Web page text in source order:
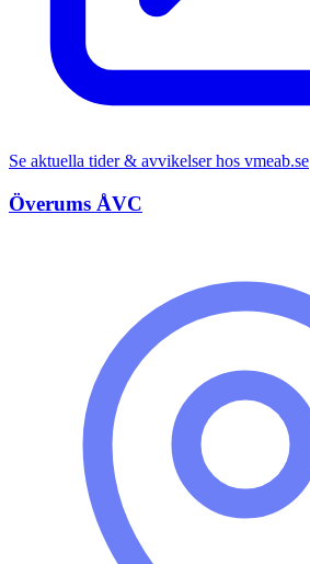
Se aktuella tider & avvikelser hos vmeab.se
Överums ÅVC